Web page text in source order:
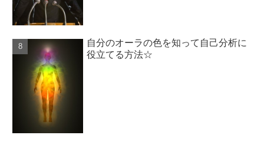
自分のオーラの色を知って自己分析に
役立てる方法☆